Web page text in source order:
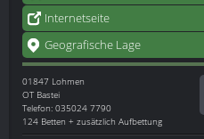
Internetseite
Geografische Lage
01847 Lohmen
OT Bastei
Telefon: 035024 7790
124 Betten + zusätzlich Aufbettung